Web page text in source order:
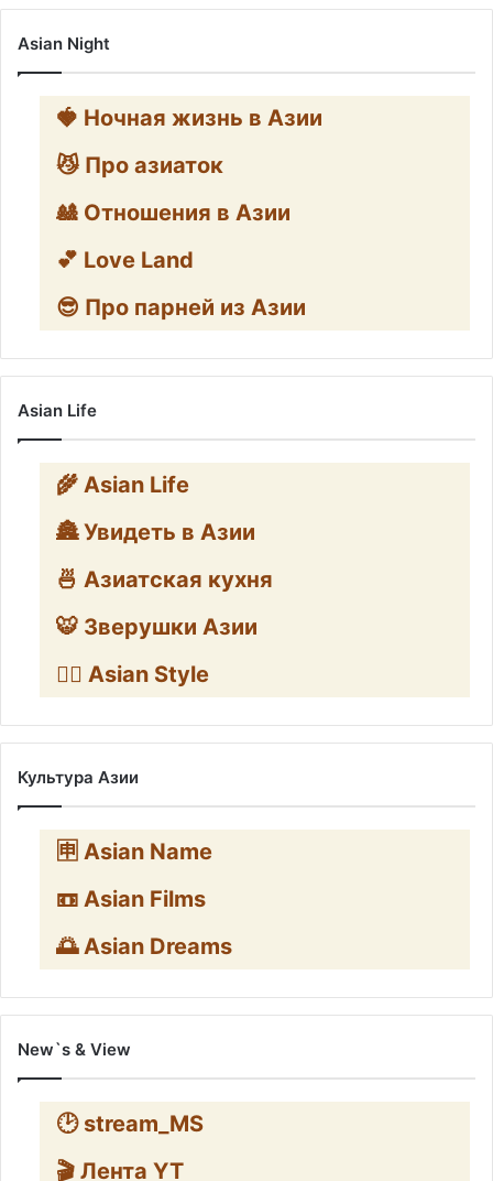
Asian Night
🍓 Ночная жизнь в Азии
😼 Про азиаток
🎎 Отношения в Азии
💕 Love Land
😎 Про парней из Азии
Asian Life
🌾 Asian Life
🏯 Увидеть в Азии
🍜 Азиатская кухня
🐯 Зверушки Азии
🧛‍♂️ Asian Style
Культура Азии
🈸 Asian Name
📼 Asian Films
🌅 Asian Dreams
New`s & View
🕑 stream_MS
🎬 Лента YT